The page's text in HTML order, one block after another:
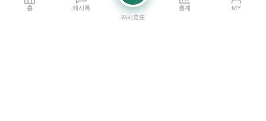
홈 캐시톡
캐시로또
통계 MY